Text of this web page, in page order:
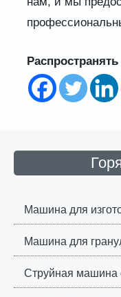
Машина для
Машина для
Струйная машина